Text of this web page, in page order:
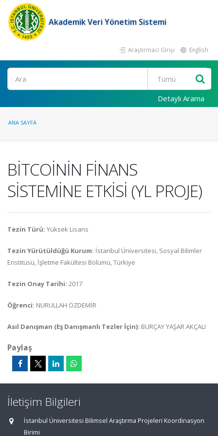
Akademik Veri Yönetim Sistemi
Araştırmacı Girişi English
Ara
Detaylı Arama
ANA SAYFA
BİTCOİNİN FİNANS
SİSTEMİNE ETKİSİ (YL PROJE)
Tezin Türü: Yüksek Lisans
Tezin Yürütüldüğü Kurum: İstanbul Üniversitesi, Sosyal Bilimler
Enstitüsü, İşletme Fakültesi Bölümü, Türkiye
Tezin Onay Tarihi: 2017
Öğrenci: NURULLAH ÖZDEMİR
Asıl Danışman (Eş Danışmanlı Tezler İçin): BURÇAY YAŞAR AKÇALI
Paylaş
İletişim Bilgileri
İstanbul Üniversitesi Bilimsel Araştırma Projeleri Koordinasyon
Birimi